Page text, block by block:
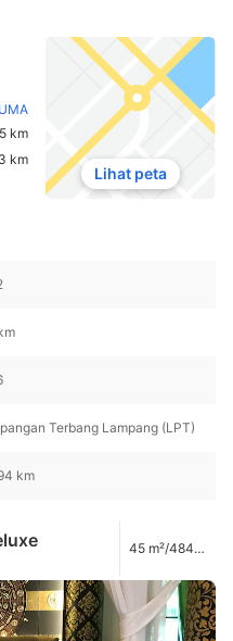
km
km
Lihat peta
Terbang Lampang (LPT)
km
45 m²/484